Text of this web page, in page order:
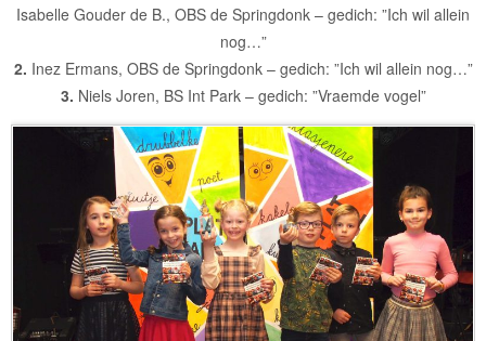
Isabelle Gouder de B., OBS de Springdonk – gedich: ”Ich wil allein
nog…”
2. Inez Ermans, OBS de Springdonk – gedich: ”Ich wil allein nog…”
3. Niels Joren, BS Int Park – gedich: ”Vraemde vogel”